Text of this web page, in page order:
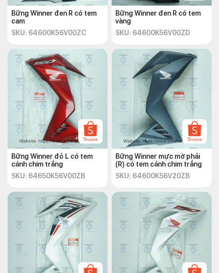
Bững Winner đen R có tem
cam
SKU: 64600K56V00ZC
Bững Winner đen R có tem
vàng
SKU: 64600K56V00ZD
Bững Winner đỏ L có tem
cánh chim trắng
SKU: 64650K56V00ZB
Bững Winner mực mờ phải
(R) có tem cánh chim trắng
SKU: 64600K56V20ZB